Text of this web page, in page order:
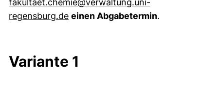
fakultaet.chemie@verwaltung.uni-
regensburg.de(öffnet Ihr E-Mail-Programm)
einen Abgabetermin.
Variante 1